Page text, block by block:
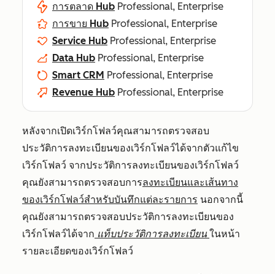
การตลาด Hub Professional, Enterprise
การขาย Hub Professional, Enterprise
Service Hub Professional, Enterprise
Data Hub Professional, Enterprise
Smart CRM Professional, Enterprise
Revenue Hub Professional, Enterprise
หลังจากเปิดเวิร์กโฟลว์คุณสามารถตรวจสอบ
ประวัติการลงทะเบียนของเวิร์กโฟลว์ได้จากตัวแก้ไข
เวิร์กโฟลว์ จากประวัติการลงทะเบียนของเวิร์กโฟลว์
คุณยังสามารถตรวจสอบการลงทะเบียนและเส้นทาง
ของเวิร์กโฟลว์สำหรับบันทึกแต่ละรายการ นอกจากนี้
คุณยังสามารถตรวจสอบประวัติการลงทะเบียนของ
เวิร์กโฟลว์ได้จาก แท็บประวัติการลงทะเบียน ในหน้า
รายละเอียดของเวิร์กโฟลว์